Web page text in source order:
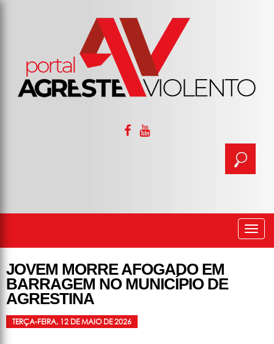
JOVEM MORRE AFOGADO EM
BARRAGEM NO MUNICÍPIO DE
AGRESTINA
TERÇA-FEIRA, 12 DE MAIO DE 2026